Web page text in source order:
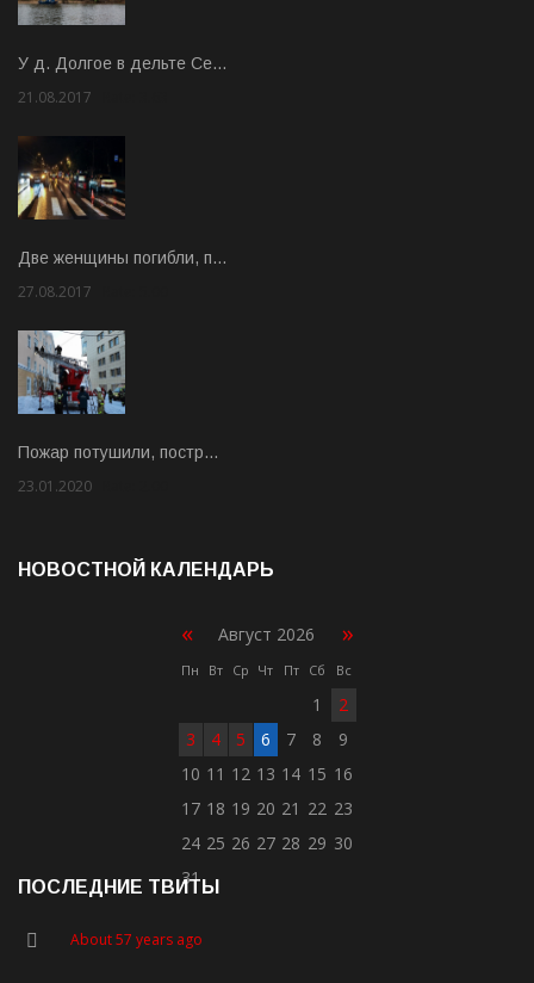
У д. Долгое в дельте Се…
21.08.2017
Две женщины погибли, п…
27.08.2017
Пожар потушили, постр…
23.01.2020
НОВОСТНОЙ КАЛЕНДАРЬ
« Август 2026 »
Пн Вт Ср Чт Пт Сб Вс
1
2
3
4 5 6 7 8
9
10 11 12 13 14 15 16
17 18 19 20 21 22 23
24 25 26 27 28 29 30
31
ПОСЛЕДНИЕ ТВИТЫ
About 57 years ago